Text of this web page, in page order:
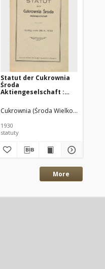
Statut der Cukrownia
Środa
Aktiengeselschaft :
Cukrownia (Środa Wielkopolska)
1930
statuty
More